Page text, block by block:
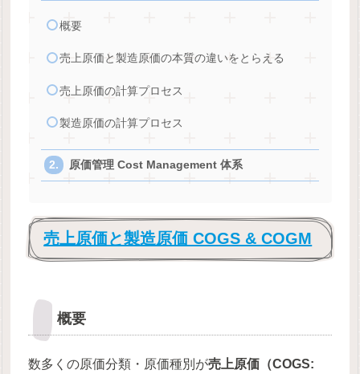
概要
売上原価と製造原価の本質の違いをとらえる
売上原価の計算プロセス
製造原価の計算プロセス
原価管理 Cost Management 体系
売上原価と製造原価 COGS & COGM
概要
数多くの原価分類・原価種別が売上原価（COGS: